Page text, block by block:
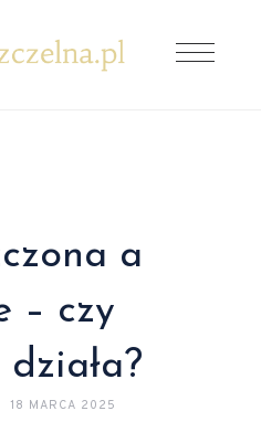
a
– czy
18 MARCA 2025